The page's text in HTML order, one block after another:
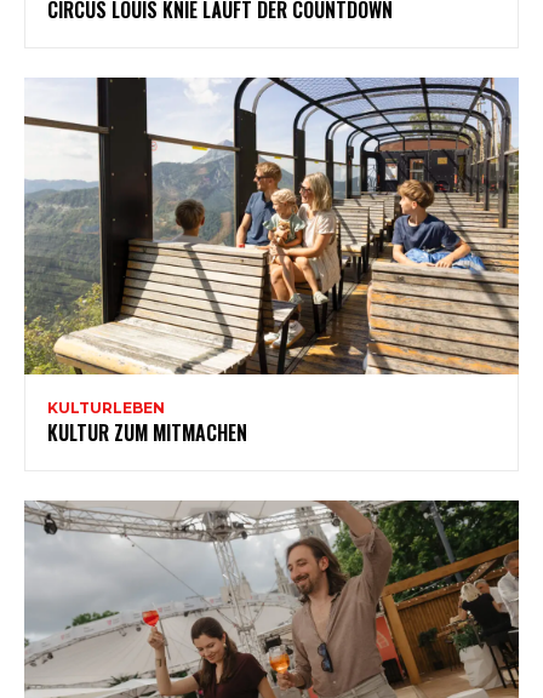
CIRCUS LOUIS KNIE LÄUFT DER COUNTDOWN
KULTURLEBEN
KULTUR ZUM MITMACHEN